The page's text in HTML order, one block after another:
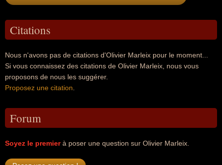
Citations
Nous n'avons pas de citations d'Olivier Marleix pour le moment...
Si vous connaissez des citations de Olivier Marleix, nous vous
proposons de nous les suggérer.
Proposez une citation
Forum
Soyez le premierà poser une question sur Olivier Marleix.